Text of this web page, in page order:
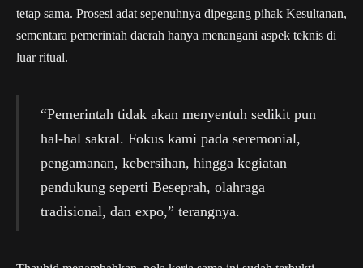
tetap sama. Prosesi adat sepenuhnya dipegang pihak Kesultanan,
sementara pemerintah daerah hanya menangani aspek teknis di
luar ritual.
“Pemerintah tidak akan menyentuh sedikit pun
hal-hal sakral. Fokus kami pada seremonial,
pengamanan, kebersihan, hingga kegiatan
pendukung seperti Beseprah, olahraga
tradisional, dan expo,” terangnya.